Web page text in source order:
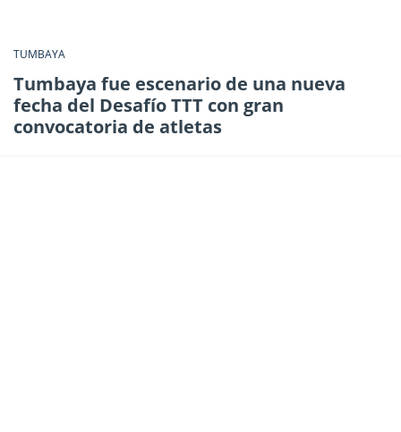
TUMBAYA
Tumbaya fue escenario de una nueva
fecha del Desafío TTT con gran
convocatoria de atletas